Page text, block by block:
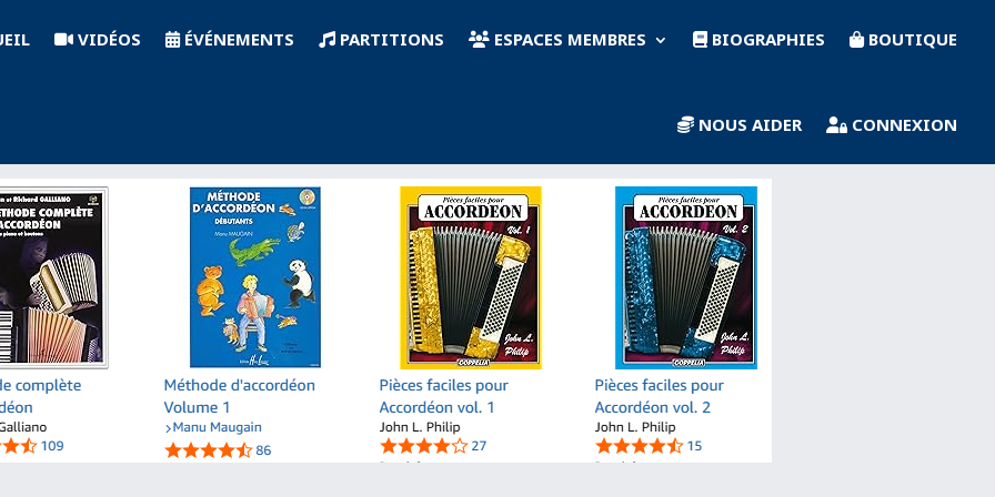
VIDÉOS ÉVÉNEMENTS PARTITIONS ESPACES MEMBRES BIOGRAPHIES BOUTIQUE
NOUS AIDER CONNEXION